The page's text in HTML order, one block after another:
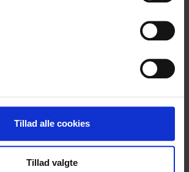
oplysninger om din placering,
din enhed baseret på en scanning af
(fingerprinting)
til at tilpasse vores indhold og
trafik. Vi deler også oplysninger om
hjemmeside med vores partnere inden
Tillad alle cookies
Tillad valgte
B-G bordplader med 0-71 ° vip
type B bordplade med 0-71 ° vip